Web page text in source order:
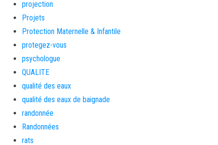
projection
Projets
Protection Maternelle & Infantile
protegez-vous
psychologue
QUALITE
qualité des eaux
qualité des eaux de baignade
randonnée
Randonnées
rats